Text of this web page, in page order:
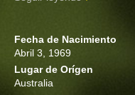
Fecha de Nacimiento
Abril 3, 1969
Lugar de Orígen
Australia